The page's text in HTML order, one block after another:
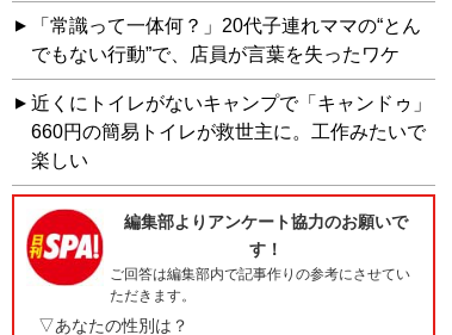
「常識って一体何？」20代子連れママの“とん
でもない行動”で、店員が言葉を失ったワケ
近くにトイレがないキャンプで「キャンドゥ」
660円の簡易トイレが救世主に。工作みたいで
楽しい